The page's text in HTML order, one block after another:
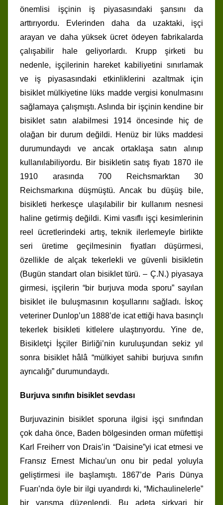
önemlisi işçinin iş piyasasındaki şansını da
arttırıyordu. Evlerinden daha da uzaktaki, işçi
arayan ve daha yüksek ücret ödeyen fabrikalarda
çalışabilir hale geliyorlardı. Krupp şirketi bu
nedenle, işçilerinin hareket kabiliyetini sınırlamak
ve iş piyasasındaki etkinliklerini azaltmak için
bisiklet mülkiyetine lüks madde vergisi konulmasını
sağlamaya çalışmıştı. Aslında bir işçinin kendine bir
bisiklet satın alabilmesi 1914 öncesinde hiç de
olağan bir durum değildi. Henüz bir lüks maddesi
durumundaydı ve ancak ortaklaşa satın alınıp
kullanılabiliyordu. Bir bisikletin satış fiyatı 1870 ile
1910 arasında 700 Reichsmarktan 30
Reichsmarkına düşmüştü. Ancak bu düşüş bile,
bisikleti herkesçe ulaşılabilir bir kullanım nesnesi
haline getirmiş değildi. Kimi vasıflı işçi kesimlerinin
reel ücretlerindeki artış, teknik ilerlemeyle birlikte
seri üretime geçilmesinin fiyatları düşürmesi,
özellikle de alçak tekerlekli ve güvenli bisikletin
(Bugün standart olan bisiklet türü. – Ç.N.) piyasaya
girmesi, işçilerin “bir burjuva moda sporu” sayılan
bisiklet ile buluşmasının koşullarını sağladı. İskoç
veteriner Dunlop’un 1888’de icat ettiği hava basınçlı
tekerlek bisikleti kitlelere ulaştırıyordu. Yine de,
Bisikletçi İşçiler Birliği’nin kuruluşundan sekiz yıl
sonra bisiklet hâlâ “mülkiyet sahibi burjuva sınıfın
ayrıcalığı” durumundaydı.
Burjuva sınıfın bisiklet sevdası
Burjuvazinin bisiklet sporuna ilgisi işçi sınıfından
çok daha önce, Baden bölgesinden orman müfettişi
Karl Freiherr von Drais’in “Daisine”yi icat etmesi ve
Fransız Ernest Michau’un onu bir pedal yoluyla
geliştirmesi ile başlamıştı. 1867’de Paris Dünya
Fuarı’nda öyle bir ilgi uyandırdı ki, “Michaulinelerle”
bir yarışma düzenlendi. Bu adeta sirkvari bir